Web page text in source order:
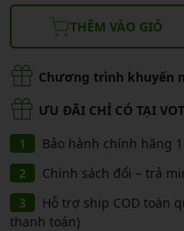
THÊM VÀO GIỎ
Chương trình khuyến
ƯU ĐÃI CHỈ CÓ TẠI
Bảo hành chính hãng
Chính sách đổi – trả
Hỗ trợ ship COD toàn
thanh toán)